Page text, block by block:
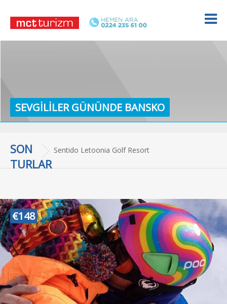
SEVGİLİLER GÜNÜNDE BANSKO
SON
TURLAR
Sentido Letoonia Golf Resort
€148